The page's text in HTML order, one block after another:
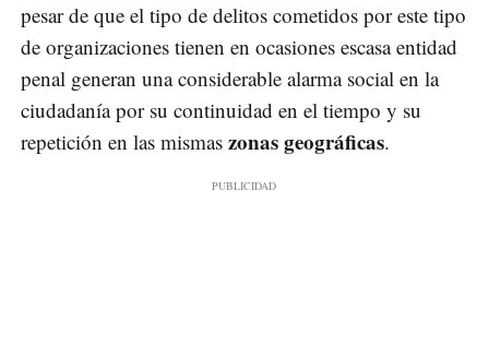
pesar de que el tipo de delitos cometidos por este tipo
de organizaciones tienen en ocasiones escasa entidad
penal generan una considerable alarma social en la
ciudadanía por su continuidad en el tiempo y su
repetición en las mismas zonas geográficas.